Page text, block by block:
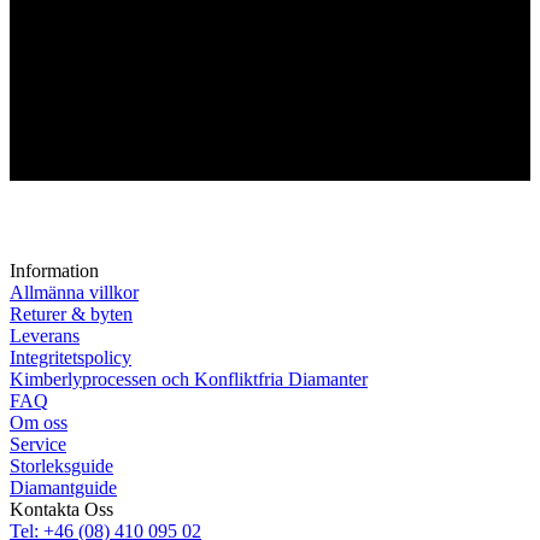
Information
Allmänna villkor
Returer & byten
Leverans
Integritetspolicy
Kimberlyprocessen och Konfliktfria Diamanter
FAQ
Om oss
Service
Storleksguide
Diamantguide
Kontakta Oss
Tel: +46 (08) 410 095 02